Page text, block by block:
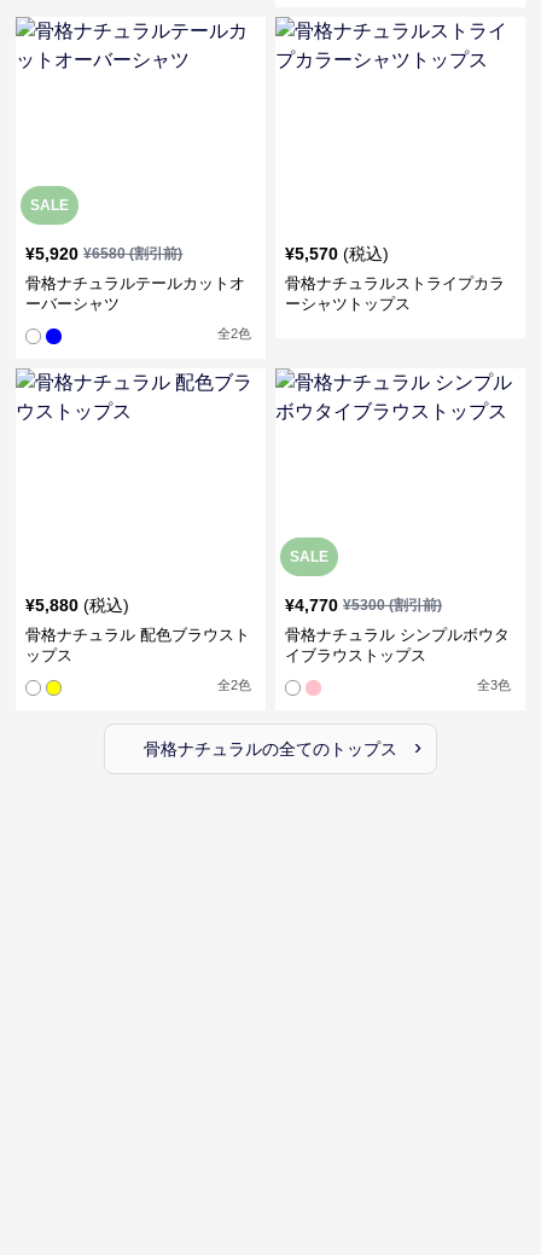
SALE
¥5,920 ¥6580(割引前)
骨格ナチュラルテールカットオ
ーバーシャツ
全2色
¥5,570 (税込)
骨格ナチュラルストライプカラ
ーシャツトップス
¥5,880 (税込)
骨格ナチュラル 配色ブラウスト
ップス
全2色
SALE
¥4,770 ¥5300(割引前)
骨格ナチュラル シンプルボウタ
イブラウストップス
全3色
骨格ナチュラルの全てのトップス ›